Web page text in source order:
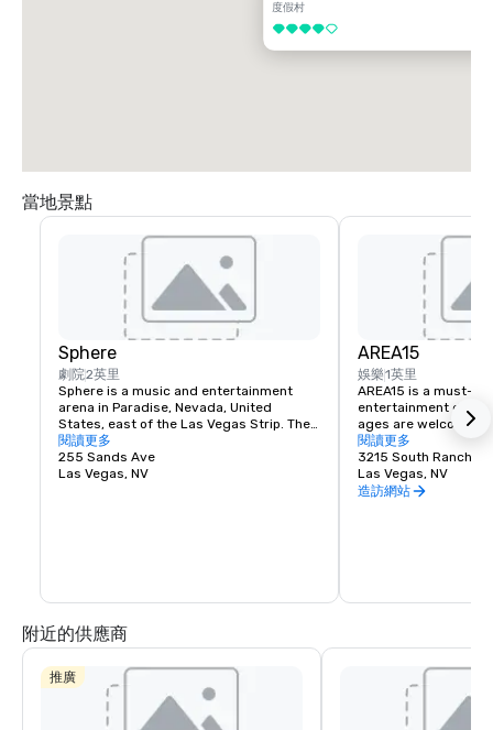
度假村
4/5
當地景點
Sphere
劇院2英里
Sphere is a music and entertainment
arena in Paradise, Nevada, United
States, east of the Las Vegas Strip. The
venue, which seats 17,600 people, is
being marketed for its immersive video
and audio capabilities, which include a
wide. The arena cost $2.3 billion, making
it the most expensive entertainment
venue built in the Las Vegas Valley.
閱讀更多
255 Sands Ave
Las Vegas, NV
AREA15
娛樂1英里
AREA15 is a must-
entertainment
ages are welcome
for free. Activate
experiences and be
other dimensions.
attractions, events
閱讀更多
3215 South Rancho
Las Vegas, NV
造訪網站
附近的供應商
推廣